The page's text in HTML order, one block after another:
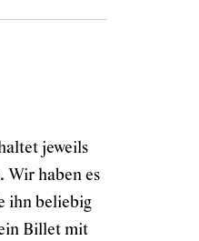
jeweils
Wir haben es
ihn beliebig
Billet mit